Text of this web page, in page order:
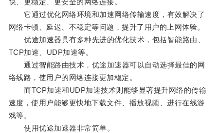
快、更稳定、更安全的网络连接。
它通过优化网络环境和加速网络传输速度，有效解决了
网络卡顿、延迟、不稳定等问题，提升了用户的上网体验。
优途加速器具有多种先进的优化技术，包括智能路由、
TCP加速、UDP加速等。
通过智能路由技术，优途加速器可以自动选择最佳的网
络线路，使用户的网络连接更加稳定。
而TCP加速和UDP加速技术则能够显著提升网络的传输
速度，使用户能够更快地下载文件、播放视频、进行在线游
戏等。
使用优途加速器非常简单。